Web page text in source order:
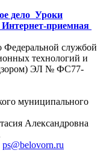
дело Уроки
Интернет-приемная
Федеральной службой
технологий и
ЭЛ № ФС77-
муниципального
Александровна
ps@belovorn.ru